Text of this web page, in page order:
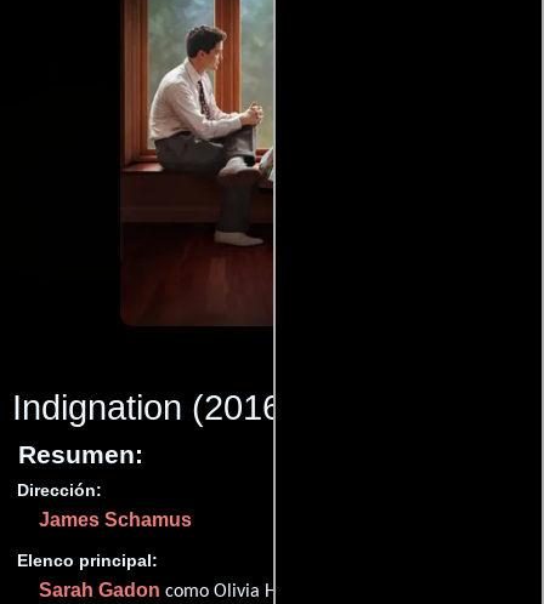
Indignation (2016)
Resumen:
Dirección:
James Schamus
Elenco principal:
Sarah Gadon como Olivia Hutton